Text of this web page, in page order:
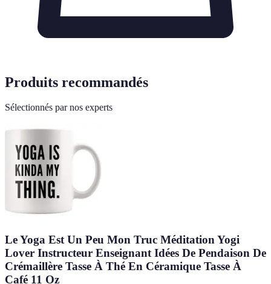
Produits recommandés
Sélectionnés par nos experts
Le Yoga Est Un Peu Mon Truc Méditation Yogi
Lover Instructeur Enseignant Idées De Pendaison De
Crémaillère Tasse À Thé En Céramique Tasse À
Café 11 Oz